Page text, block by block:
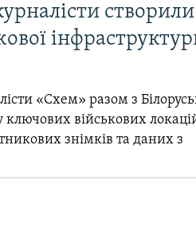
створили
«Схем» разом з
військових
знімків та даних з